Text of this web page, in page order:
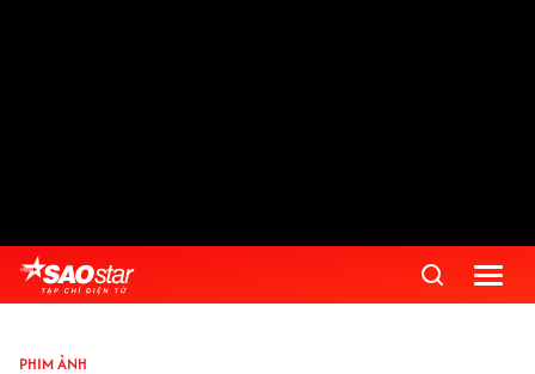
PHIM ẢNH